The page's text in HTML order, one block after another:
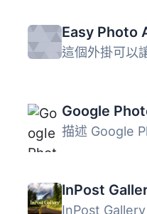
Easy Photo
InPost